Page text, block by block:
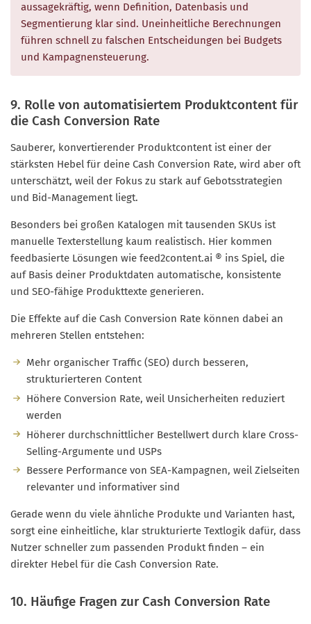
aussagekräftig, wenn Definition, Datenbasis und
Segmentierung klar sind. Uneinheitliche Berechnungen
führen schnell zu falschen Entscheidungen bei Budgets
und Kampagnensteuerung.
9. Rolle von automatisiertem Produktcontent für
die Cash Conversion Rate
Sauberer, konvertierender Produktcontent ist einer der
stärksten Hebel für deine Cash Conversion Rate, wird aber oft
unterschätzt, weil der Fokus zu stark auf Gebotsstrategien
und Bid-Management liegt.
Besonders bei großen Katalogen mit tausenden SKUs ist
manuelle Texterstellung kaum realistisch. Hier kommen
feedbasierte Lösungen wie feed2content.ai ® ins Spiel, die
auf Basis deiner Produktdaten automatische, konsistente
und SEO-fähige Produkttexte generieren.
Die Effekte auf die Cash Conversion Rate können dabei an
mehreren Stellen entstehen:
Mehr organischer Traffic (SEO) durch besseren,
strukturierteren Content
Höhere Conversion Rate, weil Unsicherheiten reduziert
werden
Höherer durchschnittlicher Bestellwert durch klare Cross-
Selling-Argumente und USPs
Bessere Performance von SEA-Kampagnen, weil Zielseiten
relevanter und informativer sind
Gerade wenn du viele ähnliche Produkte und Varianten hast,
sorgt eine einheitliche, klar strukturierte Textlogik dafür, dass
Nutzer schneller zum passenden Produkt finden – ein
direkter Hebel für die Cash Conversion Rate.
10. Häufige Fragen zur Cash Conversion Rate